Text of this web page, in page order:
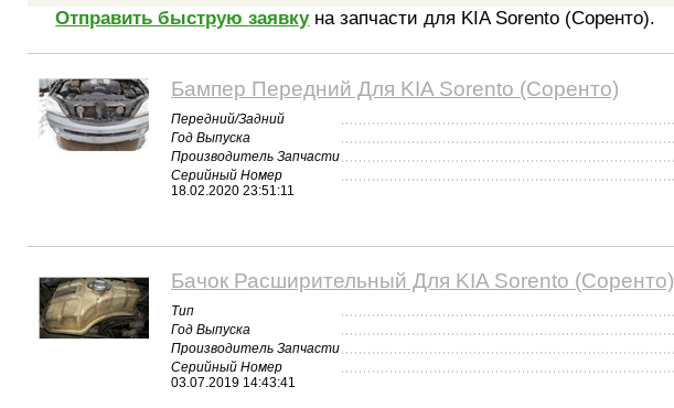
Отправить быструю заявкуна запчасти для KIA Sorento (Соренто).
Бампер Передний Для KIA Sorento (Соренто)
Передний/Задний
Год Выпуска
Производитель Запчасти
Серийный Номер
18.02.2020 23:51:11
Бачок Расширительный Для KIA Sorento (Соренто)
Тип
Год Выпуска
Производитель Запчасти
Серийный Номер
03.07.2019 14:43:41